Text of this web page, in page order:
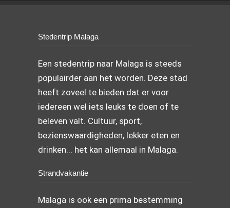
Stedentrip Malaga
Een stedentrip naar Malaga is steeds
populairder aan het worden. Deze stad
heeft zoveel te bieden dat er voor
iedereen wel iets leuks te doen of te
beleven valt. Cultuur, sport,
bezienswaardigheden, lekker eten en
drinken... het kan allemaal in Malaga.
Strandvakantie
Malaga is ook een prima bestemming